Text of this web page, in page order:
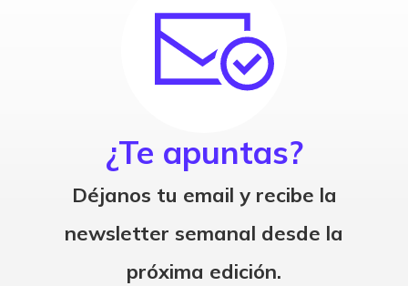
¿Te apuntas?
Déjanos tu email y recibe la
newsletter semanal desde la
próxima edición.